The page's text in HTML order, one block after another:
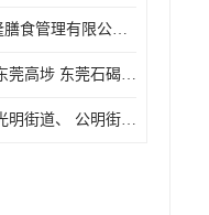
东莞市康隆膳食管理有限公司 长安蔬菜配送 虎门蔬菜配送 大岭山蔬菜配送
东莞中堂 东莞高埗 东莞石碣 东莞望牛墩 东莞洪梅 东莞道滘 东莞石龙镇 东莞石排镇
光明区： 光明街道、 公明街道、 新湖街道、 凤凰街道、 玉塘街道、 马田街道